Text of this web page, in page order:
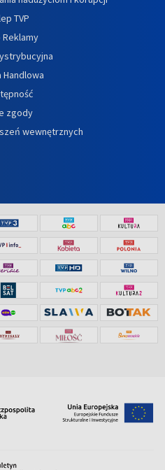
TVP
Reklamy
zgody
wewnętrznych